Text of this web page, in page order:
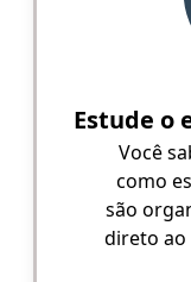
Estude o
Você
como
são
direto ao